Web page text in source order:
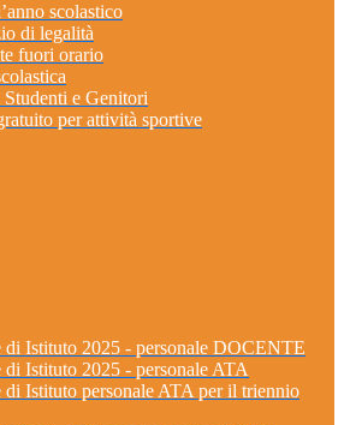
scolastico
di legalità
fuori orario
e Genitori
per attività sportive
di Istituto 2025 - personale DOCENTE
di Istituto 2025 - personale ATA
di Istituto personale ATA per il triennio